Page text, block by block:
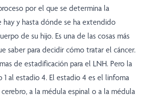
por el que se determina la
hay y hasta dónde se ha extendido
de su hijo. Es una de las cosas más
saber para decidir cómo tratar el cáncer.
de estadificación para el LNH. Pero la
1 al estadio 4. El estadio 4 es el linfoma
a la médula espinal o a la médula